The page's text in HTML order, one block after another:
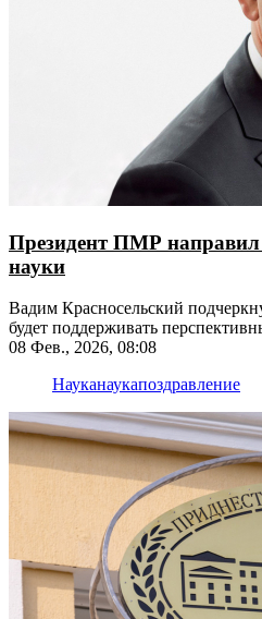
Президент ПМР направил
науки
Вадим Красносельский
будет поддерживать
исследований
08 Фев., 2026, 08:08
Науканаукапоздравление